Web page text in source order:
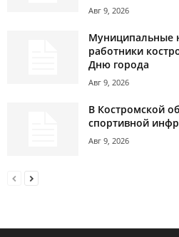
Авг 9, 2026
Муниципальные
работники
Дню города
Авг 9, 2026
В Костромской
спортивной
Авг 9, 2026